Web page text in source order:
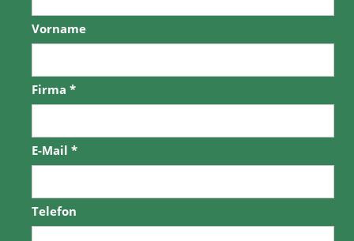
Vorname
Firma *
E-Mail *
Telefon